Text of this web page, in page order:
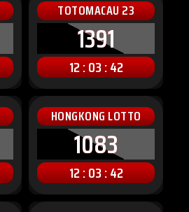
TOTOMACAU 23
1391
12 : 03 : 40
HONGKONG LOTTO
1083
12 : 03 : 40